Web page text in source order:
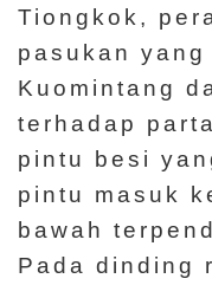
Tiongkok,
pasukan
Kuomintang
terhadap
pintu besi
pintu masuk
bawah
Pada dinding